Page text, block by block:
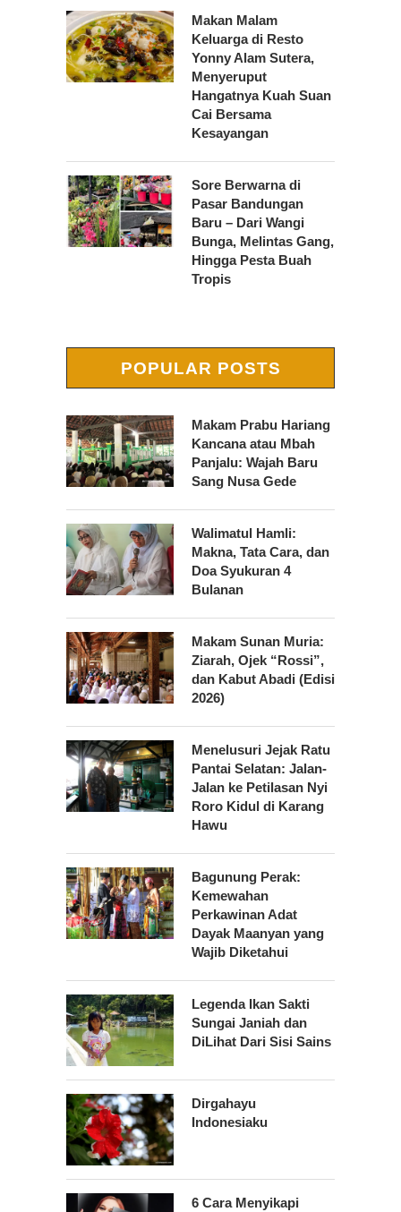
Makan Malam
Keluarga di Resto
Yonny Alam Sutera,
Menyeruput
Hangatnya Kuah Suan
Cai Bersama
Kesayangan
Sore Berwarna di
Pasar Bandungan
Baru – Dari Wangi
Bunga, Melintas Gang,
Hingga Pesta Buah
Tropis
POPULAR POSTS
Makam Prabu Hariang
Kancana atau Mbah
Panjalu: Wajah Baru
Sang Nusa Gede
Walimatul Hamli:
Makna, Tata Cara, dan
Doa Syukuran 4
Bulanan
Makam Sunan Muria:
Ziarah, Ojek “Rossi”,
dan Kabut Abadi (Edisi
2026)
Menelusuri Jejak Ratu
Pantai Selatan: Jalan-
Jalan ke Petilasan Nyi
Roro Kidul di Karang
Hawu
Bagunung Perak:
Kemewahan
Perkawinan Adat
Dayak Maanyan yang
Wajib Diketahui
Legenda Ikan Sakti
Sungai Janiah dan
DiLihat Dari Sisi Sains
Dirgahayu
Indonesiaku
6 Cara Menyikapi